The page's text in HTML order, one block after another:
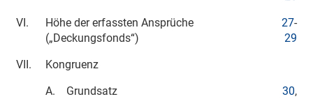
VI.
Höhe der erfassten Ansprüche
(„Deckungsfonds“)
27-
29
VII.
Kongruenz
A.
Grundsatz 30,